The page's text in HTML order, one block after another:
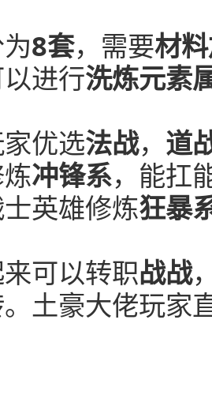
8套，需要材
进行洗炼元素
优选法战， 道
冲锋系，能扛
英雄修炼狂暴
可以转职战战
土豪大佬玩家